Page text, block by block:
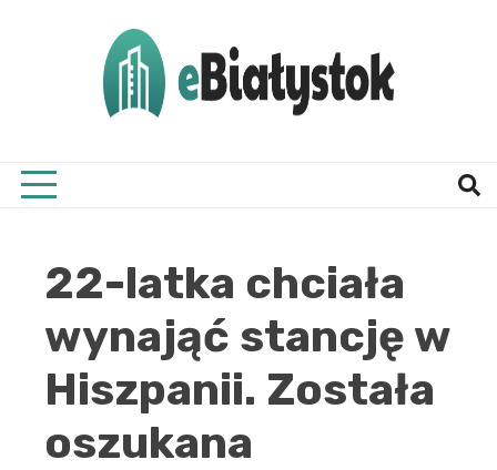
22-latka chciała
wynająć stancję w
Hiszpanii. Została
oszukana